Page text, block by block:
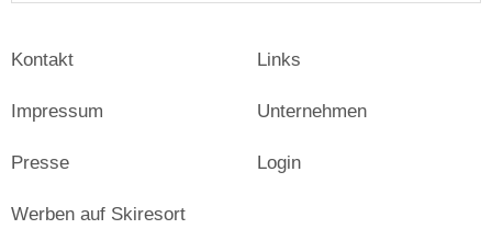
Kontakt
Impressum
Presse
Links
Unternehmen
Login
Werben auf Skiresort